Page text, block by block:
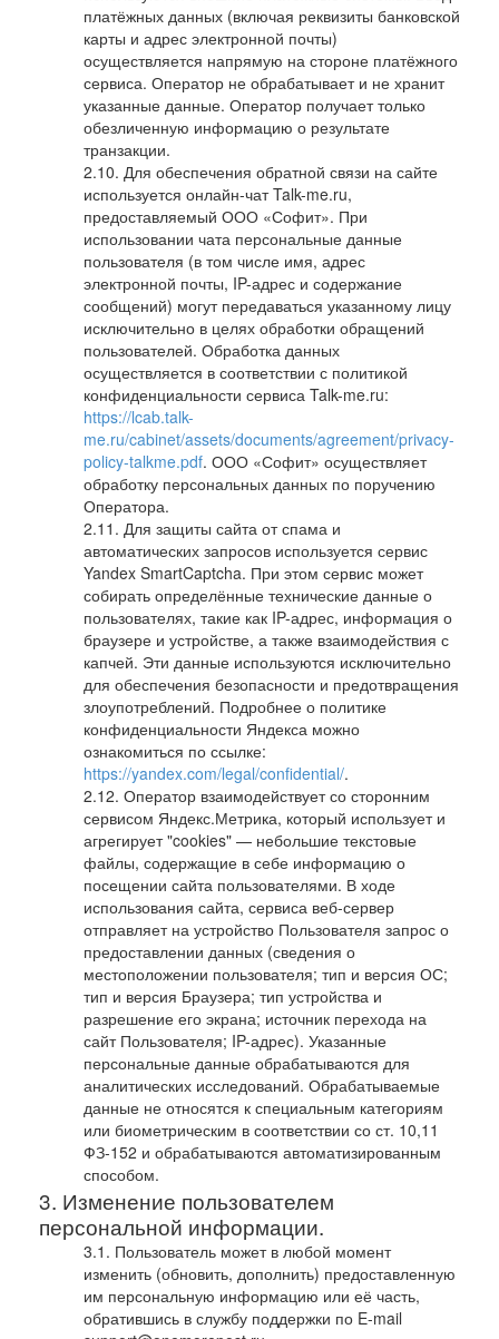
платёжных данных (включая реквизиты банковской
карты и адрес электронной почты)
осуществляется напрямую на стороне платёжного
сервиса. Оператор не обрабатывает и не хранит
указанные данные. Оператор получает только
обезличенную информацию о результате
транзакции.
Для обеспечения обратной связи на сайте
используется онлайн-чат Talk-me.ru,
предоставляемый ООО «Софит». При
использовании чата персональные данные
пользователя (в том числе имя, адрес
электронной почты, IP-адрес и содержание
сообщений) могут передаваться указанному лицу
исключительно в целях обработки обращений
пользователей. Обработка данных
осуществляется в соответствии с политикой
конфиденциальности сервиса Talk-me.ru:
https://lcab.talk-
me.ru/cabinet/assets/documents/agreement/privacy-
policy-talkme.pdf. ООО «Софит» осуществляет
обработку персональных данных по поручению
Оператора.
Для защиты сайта от спама и
автоматических запросов используется сервис
Yandex SmartCaptcha. При этом сервис может
собирать определённые технические данные о
пользователях, такие как IP-адрес, информация о
браузере и устройстве, а также взаимодействия с
капчей. Эти данные используются исключительно
для обеспечения безопасности и предотвращения
злоупотреблений. Подробнее о политике
конфиденциальности Яндекса можно
ознакомиться по ссылке:
https://yandex.com/legal/confidential/.
Оператор взаимодействует со сторонним
сервисом Яндекс.Метрика, который использует и
агрегирует "cookies" — небольшие текстовые
файлы, содержащие в себе информацию о
посещении сайта пользователями. В ходе
использования сайта, сервиса веб-сервер
отправляет на устройство Пользователя запрос о
предоставлении данных (сведения о
местоположении пользователя; тип и версия ОС;
тип и версия Браузера; тип устройства и
разрешение его экрана; источник перехода на
сайт Пользователя; IP-адрес). Указанные
персональные данные обрабатываются для
аналитических исследований. Обрабатываемые
данные не относятся к специальным категориям
или биометрическим в соответствии со ст. 10,11
ФЗ-152 и обрабатываются автоматизированным
способом.
Изменение пользователем
персональной информации.
Пользователь может в любой момент
изменить (обновить, дополнить) предоставленную
им персональную информацию или её часть,
обратившись в службу поддержки по E-mail